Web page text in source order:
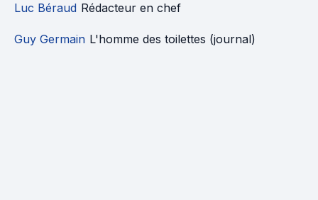
Luc Béraud Rédacteur en chef
Guy Germain L'homme des toilettes (journal)